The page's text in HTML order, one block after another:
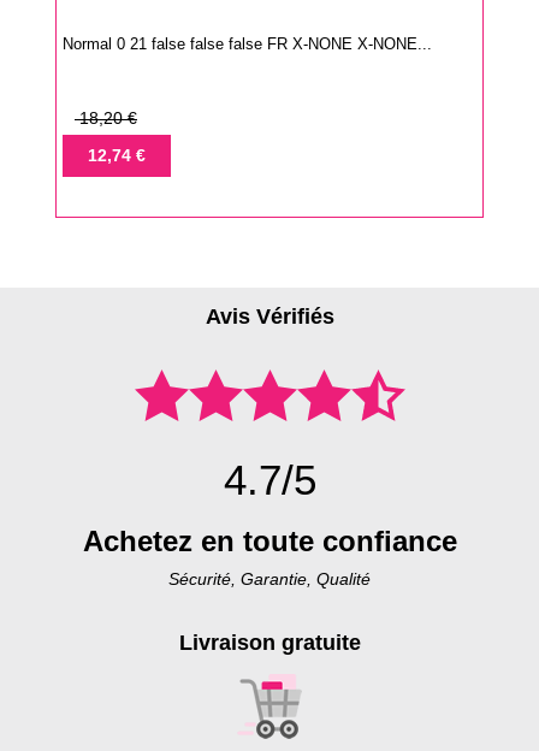
Normal 0 21 false false false FR X-NONE X-NONE...
Prix
base
18,20 €
Prix12,74 €
Avis Vérifiés
4.7/5
Achetez en toute confiance
Sécurité, Garantie, Qualité
Livraison gratuite